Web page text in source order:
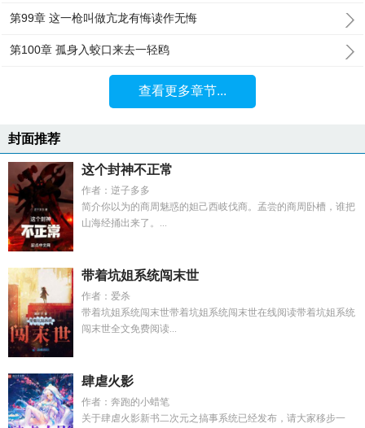
第99章 这一枪叫做亢龙有悔读作无悔
第100章 孤身入蛟口来去一轻鸥
查看更多章节...
封面推荐
这个封神不正常
作者：逆子多多
简介你以为的商周魅惑的妲己西岐伐商。孟尝的商周卧槽，谁把
山海经捅出来了。...
带着坑姐系统闯末世
作者：爱杀
带着坑姐系统闯末世带着坑姐系统闯末世在线阅读带着坑姐系统
闯末世全文免费阅读...
肆虐火影
作者：奔跑的小蜡笔
关于肆虐火影新书二次元之搞事系统已经发布，请大家移步一